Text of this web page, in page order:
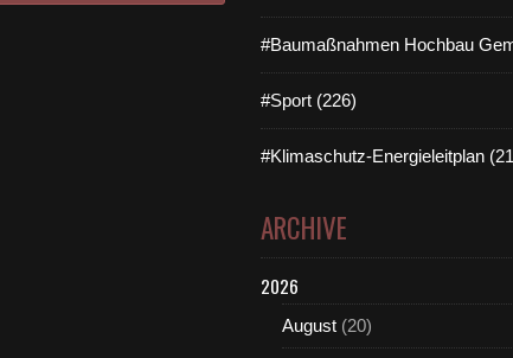
#Baumaßnahmen Hochbau
#Sport (226)
#Klimaschutz-Energieleitplan
ARCHIVE
2026
August (20)